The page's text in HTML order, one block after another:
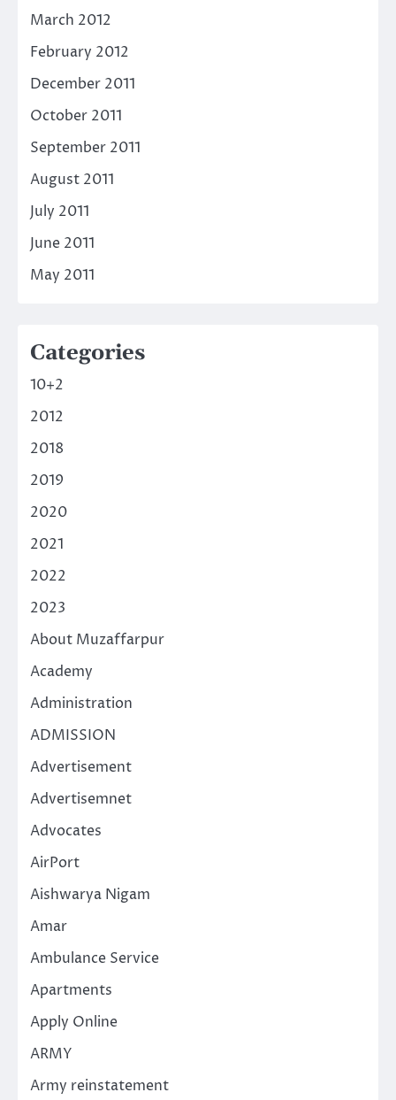
March 2012
February 2012
December 2011
October 2011
September 2011
August 2011
July 2011
June 2011
May 2011
Categories
10+2
2012
2018
2019
2020
2021
2022
2023
About Muzaffarpur
Academy
Administration
ADMISSION
Advertisement
Advertisemnet
Advocates
AirPort
Aishwarya Nigam
Amar
Ambulance Service
Apartments
Apply Online
ARMY
Army reinstatement